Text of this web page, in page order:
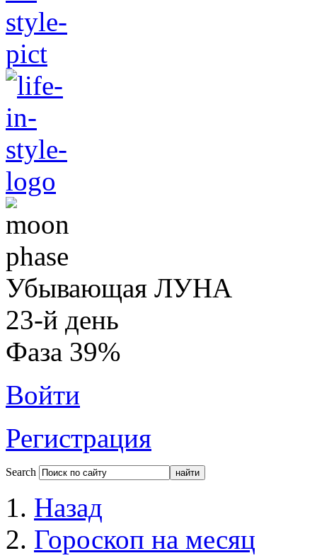
Убывающая ЛУНА
23-й день
Фаза 39%
Войти
Регистрация
Search
Назад
Гороскоп на месяц